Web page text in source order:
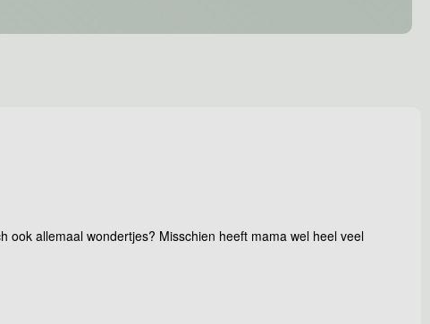
ook allemaal wondertjes? Misschien heeft mama wel heel veel